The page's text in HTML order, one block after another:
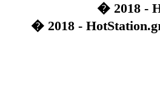
� 2018 -
� 2018 -